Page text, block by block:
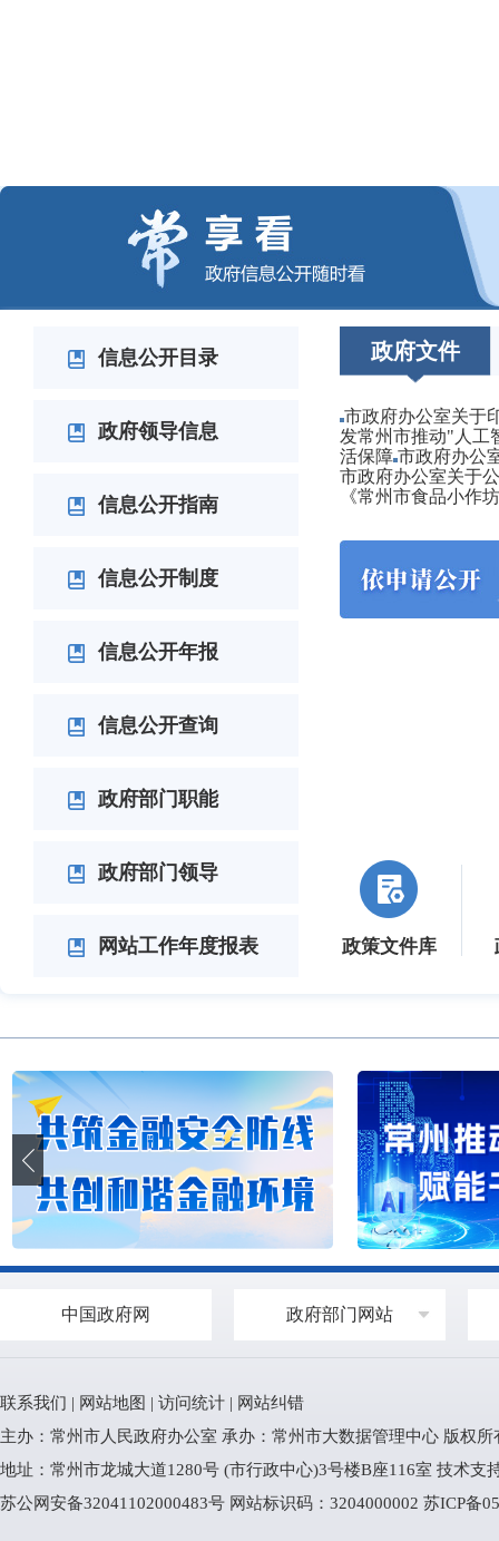
信息公开目录
政府领导信息
信息公开指南
信息公开制度
信息公开年报
信息公开查询
政府部门职能
政府部门领导
网站工作年度报表
政府文件
市政府办公室关于
发常州市推动"人工
活保障 市政府办公
市政府办公室关于
《常州市食品小作
政策文件库
中国政府网 政府部门网站
联系我们 | 网站地图 | 访问统计 | 网站纠错
主办：常州市人民政府办公室 承办：常州市大数据管理中心 版权
地址：常州市龙城大道1280号 (市行政中心)3号楼B座116室 技术支
苏公网安备32041102000483号 网站标识码：3204000002 苏ICP备